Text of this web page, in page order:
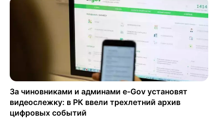
За чиновниками и админами e-Gov установят
видеослежку: в РК ввели трехлетний архив
цифровых событий